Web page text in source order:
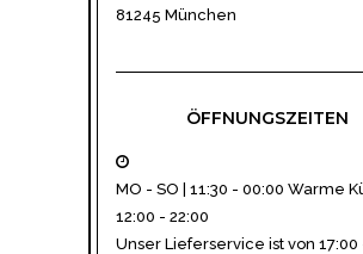
81245 München
ÖFFNUNGSZEITEN
MO - SO | 11:30 - 00:00 Warme
12:00 - 22:00
Unser Lieferservice ist von 17:00